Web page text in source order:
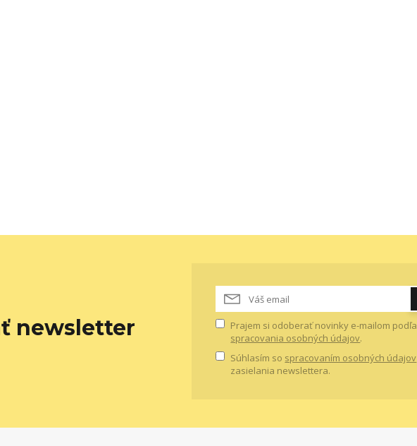
newsletter Prajem si odoberať novinky e-mailom podľa
spracovania osobných údajov.
Súhlasím so spracovaním osobných údajov
zasielania newslettera.